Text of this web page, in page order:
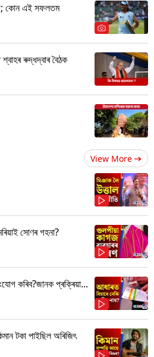
কোন এই সফলতম
ৰুদ্ধদ্বাৰ বৈঠক
View More
সোণৰ গহনা?
কৰিব?জানক প্ৰক্ৰিয়া...
টকা পাইছিল অৰিজিৎ